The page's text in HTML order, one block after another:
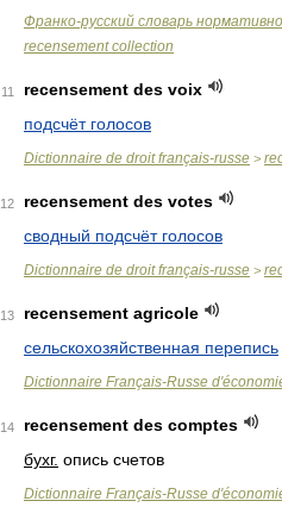
Франко-русский словарь
recensement collection
11
recensement des voix
подсчёт голосов
Dictionnaire de droit français-russe >
12
recensement des votes
сводный подсчёт голосов
Dictionnaire de droit français-russe >
13
recensement agricole
сельскохозяйственная перепись
Dictionnaire Français-Russe
14
recensement des comptes
бухг. опись счетов
Dictionnaire Français-Russe